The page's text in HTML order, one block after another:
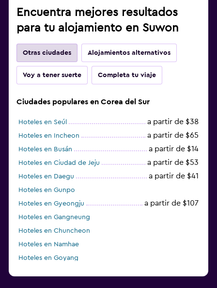
Encuentra mejores resultados
para tu alojamiento en Suwon
Otras ciudades Alojamientos alternativos
Voy a tener suerte Completa tu viaje
Ciudades populares en Corea del Sur
Hoteles en Seúl a partir de $38
Hoteles en Incheon a partir de $65
Hoteles en Busán a partir de $14
Hoteles en Ciudad de Jeju a partir de $53
Hoteles en Daegu a partir de $41
Hoteles en Gunpo
Hoteles en Gyeongju
a partir de $107
Hoteles en Gangneung
Hoteles en Chuncheon
Hoteles en Namhae
Hoteles en Goyang